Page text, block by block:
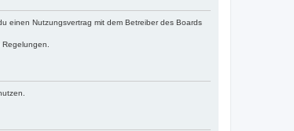
einen Nutzungsvertrag mit dem Betreiber des Boards